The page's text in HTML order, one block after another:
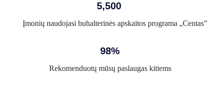
5,500
Įmonių naudojasi buhalterinės apskaitos programa „Centas”
98%
Rekomenduotų mūsų paslaugas kitiems